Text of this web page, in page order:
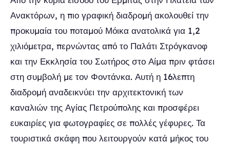
Ανακτόρων, η πιο γραφική διαδρομή ακολουθεί την
προκυμαία του ποταμού Μόικα ανατολικά για 1,2
χιλιόμετρα, περνώντας από το Παλάτι Στρόγκανοφ
και την Εκκλησία του Σωτήρος στο Αίμα πριν φτάσει
στη συμβολή με τον Φοντάνκα. Αυτή η 16λεπτη
διαδρομή αναδεικνύει την αρχιτεκτονική των
καναλιών της Αγίας Πετρούπολης και προσφέρει
ευκαιρίες για φωτογραφίες σε πολλές γέφυρες. Τα
τουριστικά σκάφη που λειτουργούν κατά μήκος του